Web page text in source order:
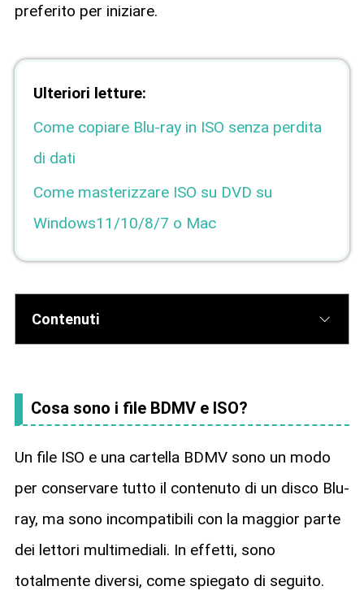
preferito per iniziare.
Ulteriori letture:
Come copiare Blu-ray in ISO senza perdita
di dati
Come masterizzare ISO su DVD su
Windows11/10/8/7 o Mac
Contenuti
Cosa sono i file BDMV e ISO?
Un file ISO e una cartella BDMV sono un modo
per conservare tutto il contenuto di un disco Blu-
ray, ma sono incompatibili con la maggior parte
dei lettori multimediali. In effetti, sono
totalmente diversi, come spiegato di seguito.